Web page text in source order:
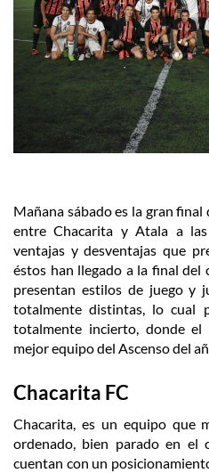
Mañana sábado es la gran
entre Chacarita y Atala a
ventajas y desventajas que
éstos han llegado a la final del
presentan estilos de juego y
totalmente distintas, lo cual
totalmente incierto, donde el
mejor equipo del Ascenso del
Chacarita FC
Chacarita, es un equipo que
ordenado, bien parado en el
cuentan con un